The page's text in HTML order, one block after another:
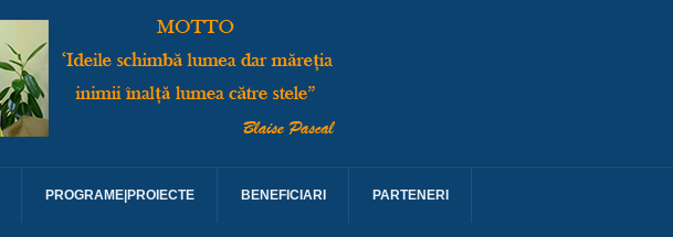
PROGRAME|PROIECTE BENEFICIARI PARTENERI